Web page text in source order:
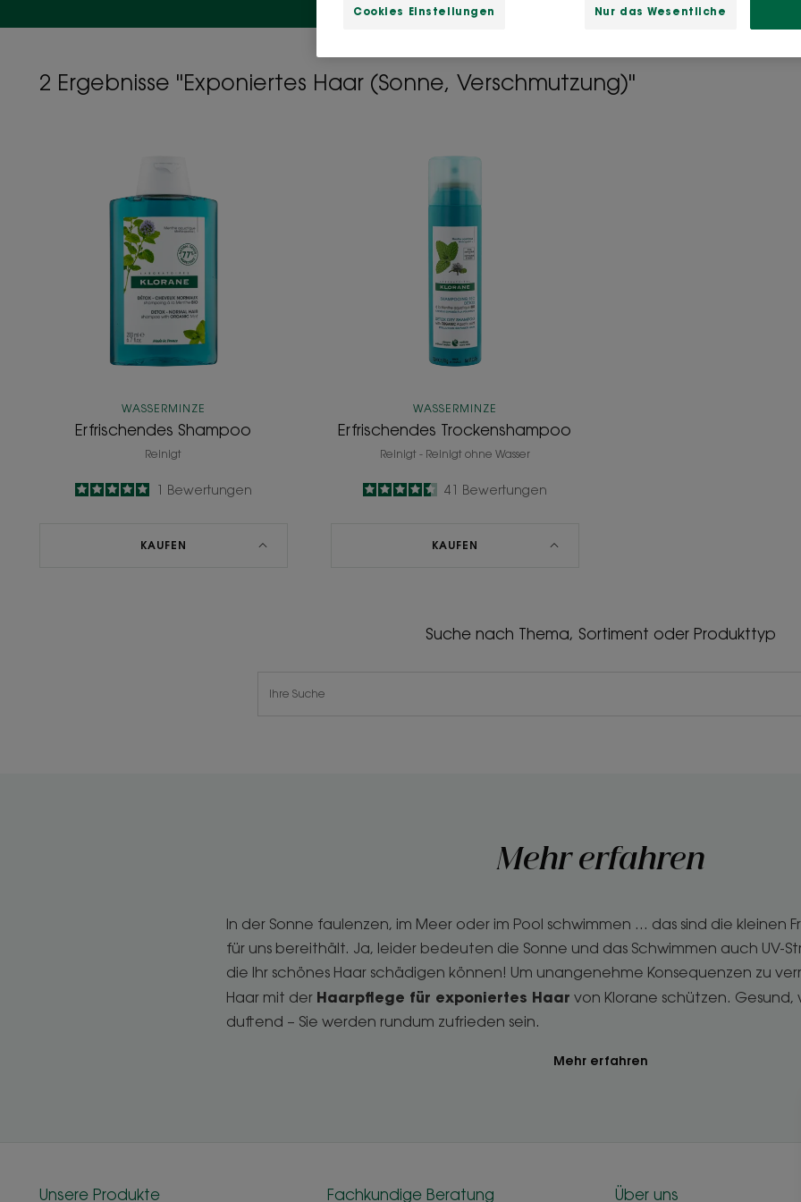
2 Ergebnisse "Exponiertes Haar (Sonne, Verschmutzung)"
WASSERMINZE
Erfrischendes Shampoo
Reinigt
5/51 Bewertungen
KAUFEN
Trockenshampoo
WASSERMINZE
Erfrischendes Trockenshampoo
Reinigt - Reinigt ohne Wasser
4.5
/
5
41 Bewertungen
KAUFEN
Suche nach Thema, Sortiment oder Produkttyp
Mehr erfahren
In der Sonne faulenzen, im Meer oder im Pool schwimmen ... das sind die kleinen
für uns bereithält. Ja, leider bedeuten die Sonne und das Schwimmen auch UV-
die Ihr schönes Haar schädigen können! Um unangenehme Konsequenzen zu
Haar mit der Haarpflege für exponiertes Haar von Klorane schützen. Gesund,
duftend – Sie werden rundum zufrieden sein.
Mehr erfahren
Unsere Produkte Fachkundige Beratung Über uns
Cookies Einstellungen Nur das Wesentliche